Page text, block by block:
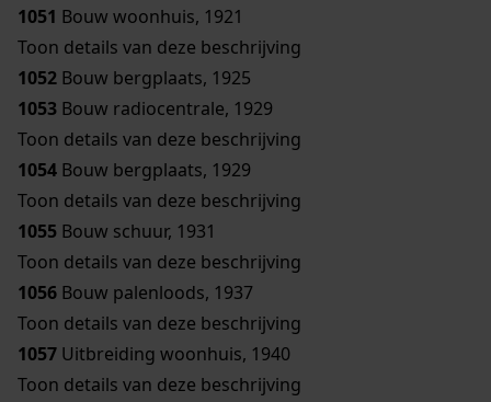
1051 Bouw woonhuis, 1921
Toon details van deze beschrijving
1052 Bouw bergplaats, 1925
1053 Bouw radiocentrale, 1929
Toon details van deze beschrijving
1054 Bouw bergplaats, 1929
Toon details van deze beschrijving
1055 Bouw schuur, 1931
Toon details van deze beschrijving
1056 Bouw palenloods, 1937
Toon details van deze beschrijving
1057 Uitbreiding woonhuis, 1940
Toon details van deze beschrijving